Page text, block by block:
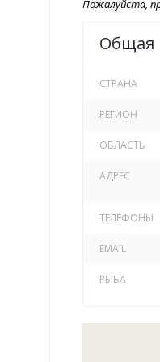
110 м х 40 м
Карп,
сом, щука
форель –
Наши
На базе
Пожалуйста,
Общая
СТРАНА
РЕГИОН
ОБЛАСТЬ
АДРЕС
ТЕЛЕФОНЫ
EMAIL
РЫБА